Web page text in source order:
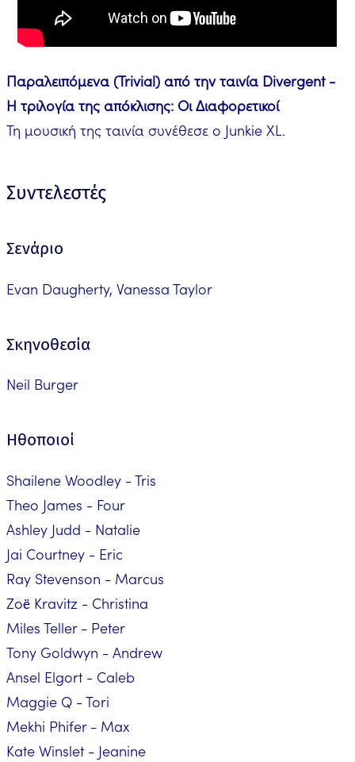
Παραλειπόμενα (Trivial) από την ταινία Divergent -
Η τριλογία της απόκλισης: Οι Διαφορετικοί
Τη μουσική της ταινία συνέθεσε ο Junkie XL.
Συντελεστές
Σενάριο
Evan Daugherty, Vanessa Taylor
Σκηνοθεσία
Neil Burger
Ηθοποιοί
Shailene Woodley - Tris
Theo James - Four
Ashley Judd - Natalie
Jai Courtney - Eric
Ray Stevenson - Marcus
Zoë Kravitz - Christina
Miles Teller - Peter
Tony Goldwyn - Andrew
Ansel Elgort - Caleb
Maggie Q - Tori
Mekhi Phifer - Max
Kate Winslet - Jeanine